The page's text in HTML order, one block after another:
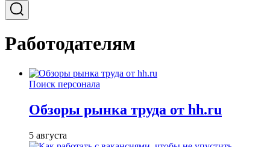
Работодателям
Поиск персонала
Обзоры рынка труда от hh.ru
5 августа